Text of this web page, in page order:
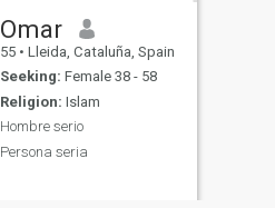
Omar
55 • Lleida, Cataluña, Spain
Seeking: Female 38 - 58
Religion: Islam
Hombre serio
Persona seria